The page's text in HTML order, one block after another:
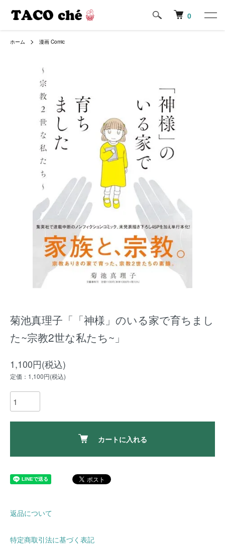
0
ホーム 漫画 Comic
菊池真理子「「神様」のいる家で育ちまし
た~宗教2世な私たち~」
1,100円(税込)
定価：1,100円(税込)
カートに入れる
返品について
特定商取引法に基づく表記